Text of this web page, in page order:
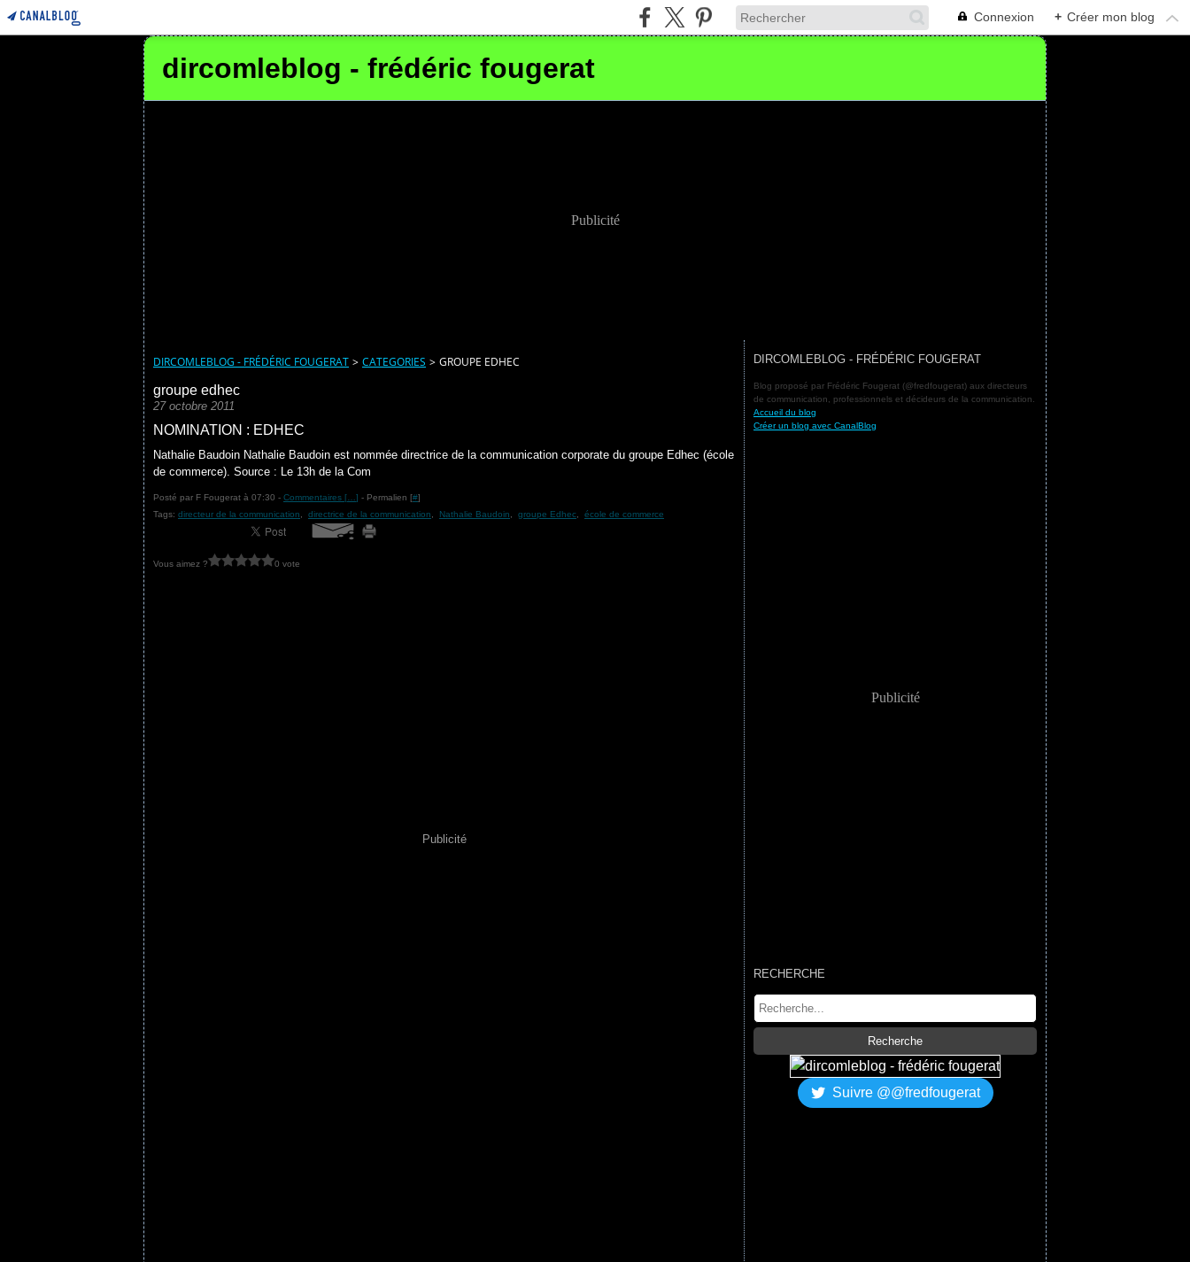
Connexion + Créer mon blog
dircomleblog - frédéric fougerat
Publicité
DIRCOMLEBLOG - FRÉDÉRIC FOUGERAT > CATEGORIES > GROUPE EDHEC
groupe edhec
27 octobre 2011
NOMINATION : EDHEC
Nathalie Baudoin Nathalie Baudoin est nommée directrice de la communication corporate du groupe Edhec (école
de commerce). Source : Le 13h de la Com
Posté par F Fougerat à 07:30 - Commentaires [ ] - Permalien [#]
Tags: directeur de la communication directrice de la communication Nathalie Baudoin groupe Edhec école de commerce
Vous aimez ? 0 vote
Publicité
DIRCOMLEBLOG - FRÉDÉRIC FOUGERAT
Blog proposé par Frédéric Fougerat (@fredfougerat) aux directeurs
de communication, professionnels et décideurs de la communication.
Accueil du blog
Créer un blog avec CanalBlog
Publicité
RECHERCHE
Suivre @@fredfougerat